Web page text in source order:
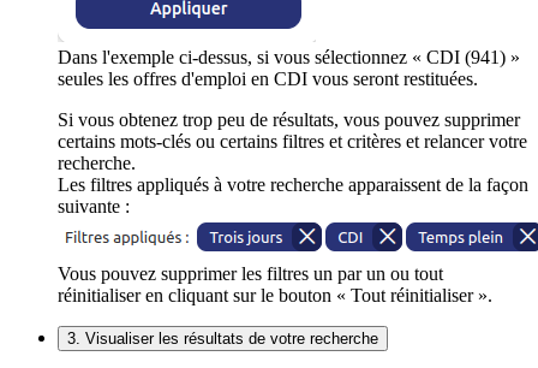
Dans l'exemple ci-dessus, si vous sélectionnez « CDI (941) »
seules les offres d'emploi en CDI vous seront restituées.
Si vous obtenez trop peu de résultats, vous pouvez supprimer
certains mots-clés ou certains filtres et critères et relancer votre
recherche.
Les filtres appliqués à votre recherche apparaissent de la façon
suivante :
Vous pouvez supprimer les filtres un par un ou tout
réinitialiser en cliquant sur le bouton « Tout réinitialiser ».
3. Visualiser les résultats de votre recherche